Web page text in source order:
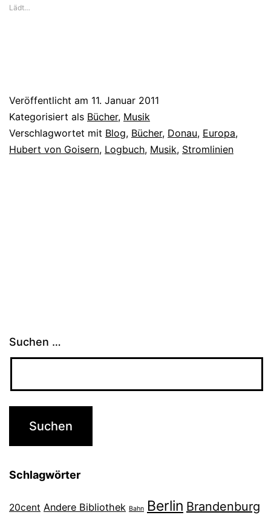
Lädt…
Veröffentlicht am 11. Januar 2011
Kategorisiert als Bücher, Musik
Verschlagwortet mit Blog, Bücher, Donau, Europa,
Hubert von Goisern, Logbuch, Musik, Stromlinien
Suchen …
Schlagwörter
20cent Andere Bibliothek Bahn Berlin Brandenburg